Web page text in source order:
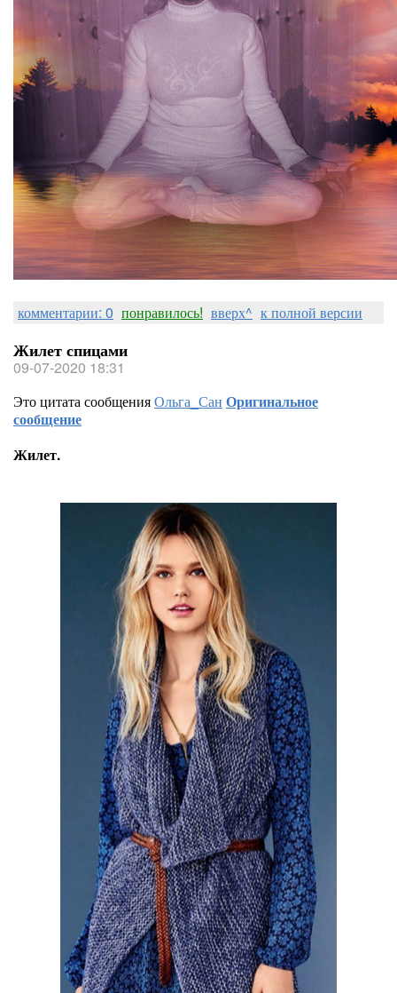
комментарии: 0 понравилось! вверх^ к полной версии
Жилет спицами
09-07-2020 18:31
Это цитата сообщенияОльга_Сан Оригинальное
сообщение
Жилет.